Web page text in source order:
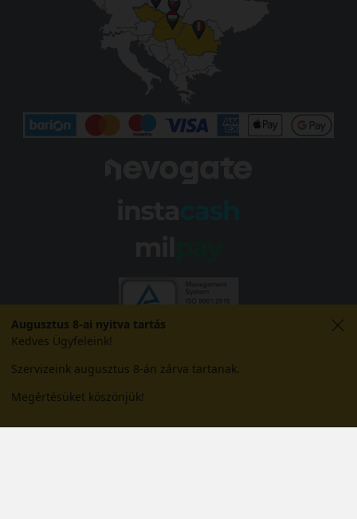
Augusztus 8-ai nyitva tartás
Kedves Ügyfeleink!
Szervizeink augusztus 8-án zárva tartanak.
Megértésüket köszönjük!